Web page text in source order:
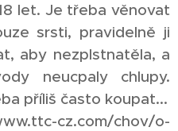
let. Je třeba věnovat
srsti, pravidelně ji
aby nezplstnatěla, a
neucpaly chlupy.
příliš často koupat...
cz.com/chov/o-